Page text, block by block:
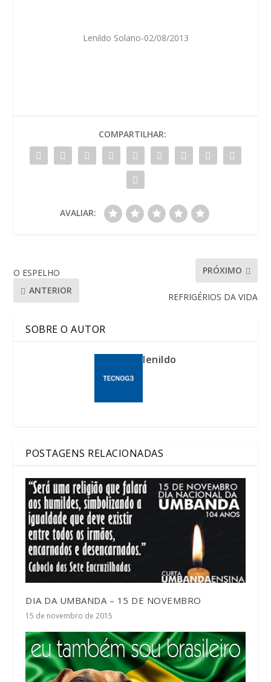
Lenildo Solano-02/08/2013
COMPARTILHAR:
AVALIAR:
O ESPELHO
ANTERIOR
PRÓXIMO
REFRIGÉRIOS DA VIDA
SOBRE O AUTOR
lenildo
POSTAGENS RELACIONADAS
DIA DA UMBANDA – 15 DE NOVEMBRO
15 de novembro de 2015